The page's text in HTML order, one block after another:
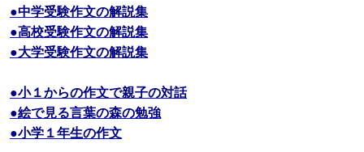
●中学受験作文の解説集
●高校受験作文の解説集
●大学受験作文の解説集
●小１からの作文で親子の対話
●絵で見る言葉の森の勉強
●小学１年生の作文